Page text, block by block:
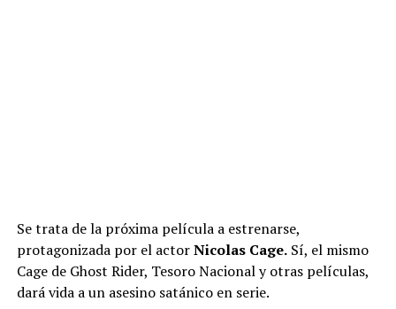
Se trata de la próxima película a estrenarse,
protagonizada por el actorNicolas Cage.Sí, el mismo
Cage de Ghost Rider, Tesoro Nacional y otras películas,
dará vida a un asesino satánico en serie.